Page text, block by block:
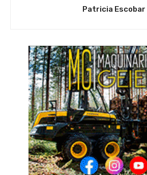
Patricia Escobar